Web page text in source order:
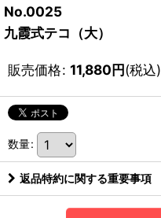
No.0025
九霞式テコ（大）
販売価格: 11,880円(税込)
数量:
返品特約に関する重要事項